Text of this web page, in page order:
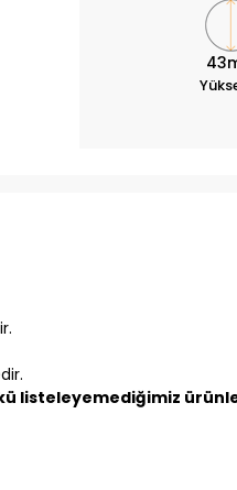
listeleyemediğimiz